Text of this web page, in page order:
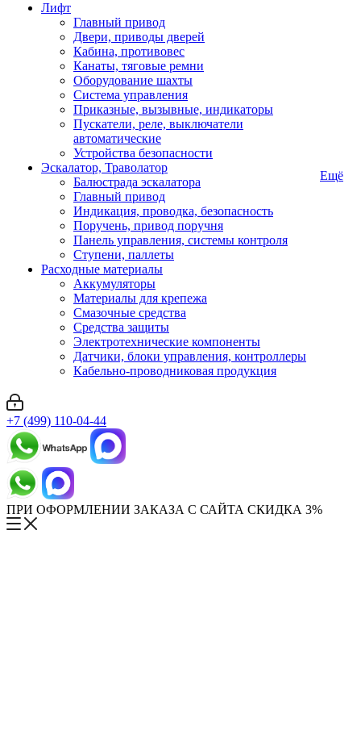
Лифт
Главный привод
Двери, приводы дверей
Кабина, противовес
Канаты, тяговые ремни
Оборудование шахты
Система управления
Приказные, вызывные, индикаторы
Пускатели, реле, выключатели
автоматические
Устройства безопасности
Эскалатор, Траволатор
Балюстрада эскалатора
Главный привод
Индикация, проводка, безопасность
Поручень, привод поручня
Панель управления, системы контроля
Ступени, паллеты
Расходные материалы
Аккумуляторы
Материалы для крепежа
Смазочные средства
Средства защиты
Электротехнические компоненты
Датчики, блоки управления, контроллеры
Кабельно-проводниковая продукция
Ещё
+7 (499) 110-04-44
ПРИ ОФОРМЛЕНИИ ЗАКАЗА С САЙТА СКИДКА 3%